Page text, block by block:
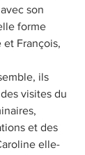
son
forme
et François,
ils
visites du
et des
elle-